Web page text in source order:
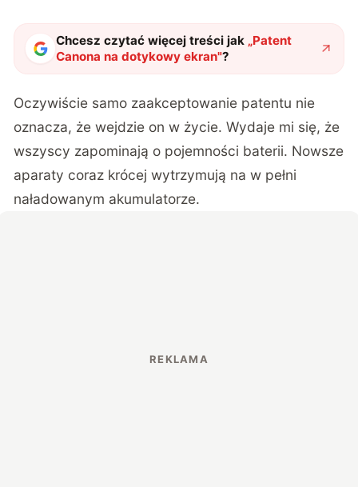
Chcesz czytać więcej treści jak „Patent
Canona na dotykowy ekran"?
Oczywiście samo zaakceptowanie patentu nie
oznacza, że wejdzie on w życie. Wydaje mi się, że
wszyscy zapominają o pojemności baterii. Nowsze
aparaty coraz krócej wytrzymują na w pełni
naładowanym akumulatorze.